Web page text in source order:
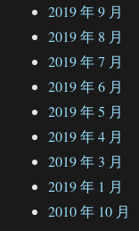
2019 年 9 月
2019 年 8 月
2019 年 7 月
2019 年 6 月
2019 年 5 月
2019 年 4 月
2019 年 3 月
2019 年 1 月
2010 年 10 月